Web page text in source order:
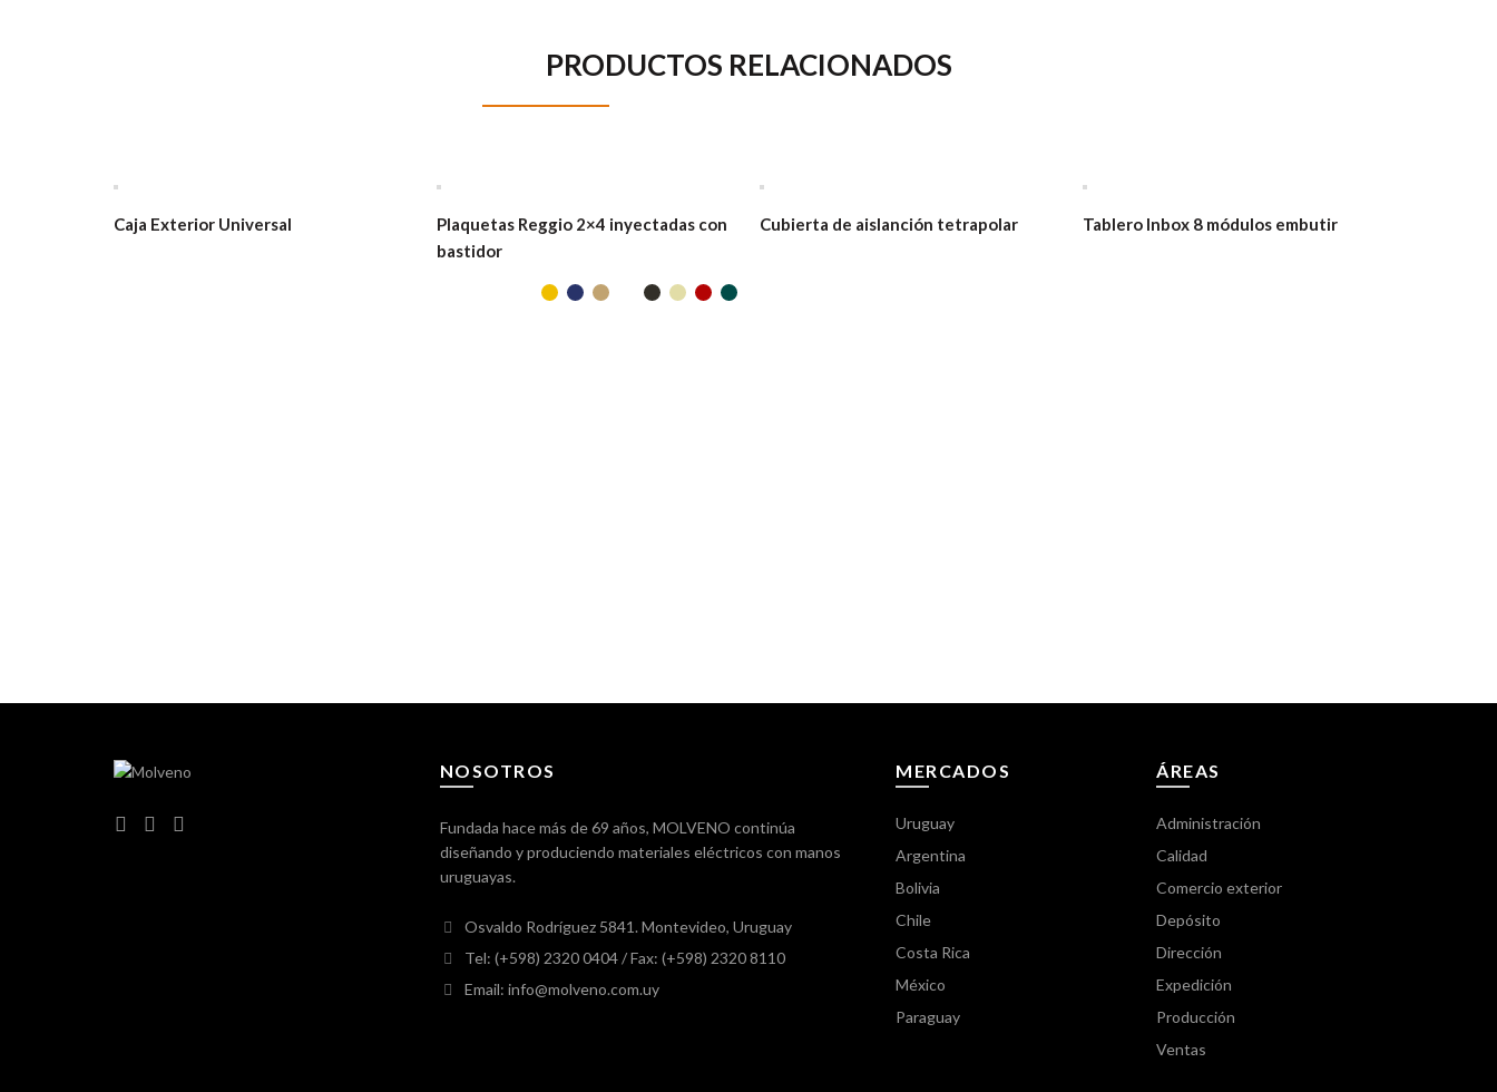
PRODUCTOS RELACIONADOS
Caja Exterior Universal
Plaquetas Reggio 2×4 inyectadas con
bastidor
Cubierta de aislanción tetrapolar Tablero Inbox 8 módulos embutir
NOSOTROS
Fundada hace más de 69 años, MOLVENO continúa
diseñando y produciendo materiales eléctricos con manos
uruguayas.
Osvaldo Rodríguez 5841. Montevideo, Uruguay
Tel: (+598) 2320 0404/ Fax: (+598) 2320 8110
Email: info@molveno.com.uy
MERCADOS
Uruguay
Argentina
Bolivia
Chile
Costa Rica
México
Paraguay
ÁREAS
Administración
Calidad
Comercio exterior
Depósito
Dirección
Expedición
Producción
Ventas